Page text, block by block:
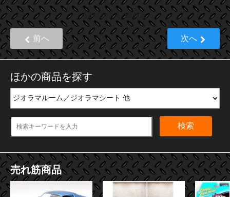
60商品中1 -12 商品
前へ 次へ
ほかの商品を探す
検索
売れ筋商品